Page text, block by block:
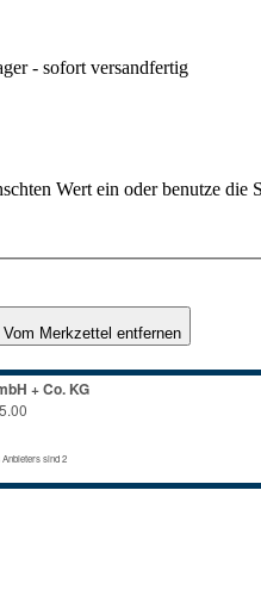
- sofort versandfertig
Wert ein oder benutze die
Vom Merkzettel entfernen